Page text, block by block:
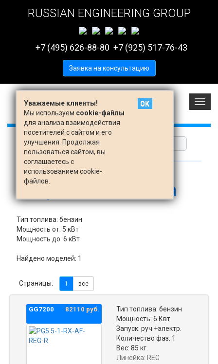
RUSSIAN ENGINEERING GROUP
+7 (495) 626-88-80 +7 (925) 517-76-43
Заявка на консультацию
меню
Результаты поиска
Тип топлива: бензин
Мощность от: 5 кВт
Мощность до: 6 кВт
Найдено моделей: 1
Страницы: 1 все
GG7200 82110 руб.
Тип топлива: бензин
Мощность: 6 Квт.
Запуск: руч.+электр.
Количество фаз: 1
Вес: 85 кг.
Линейка: REG
Уважаемые клиенты!
Мы используем cookie-файлы
для анализа взаимодействия
посетителей с сайтом и его
улучшения. Продолжая
пользоваться сайтом, вы
соглашаетесь с
использованием cookie-
файлов.
OK